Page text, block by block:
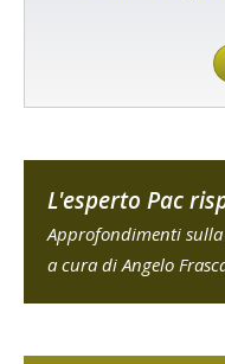
L'esperto Pac
Approfondimenti
a cura di Angelo